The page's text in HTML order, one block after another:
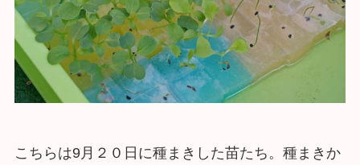
こちらは9月２０日に種まきした苗たち。種まきか